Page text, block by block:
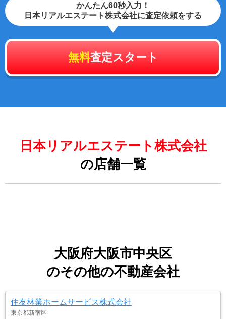
かんたん60秒入力！
日本リアルエステート株式会社に査定依頼をする
無料査定スタート
日本リアルエステート株式会社
の店舗一覧
大阪府大阪市中央区
のその他の不動産会社
住友林業ホームサービス株式会社
東京都新宿区